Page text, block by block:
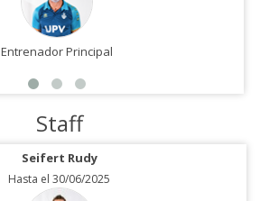
Entrenador Principal
Staff
Seifert Rudy
Hasta el 30/06/2025